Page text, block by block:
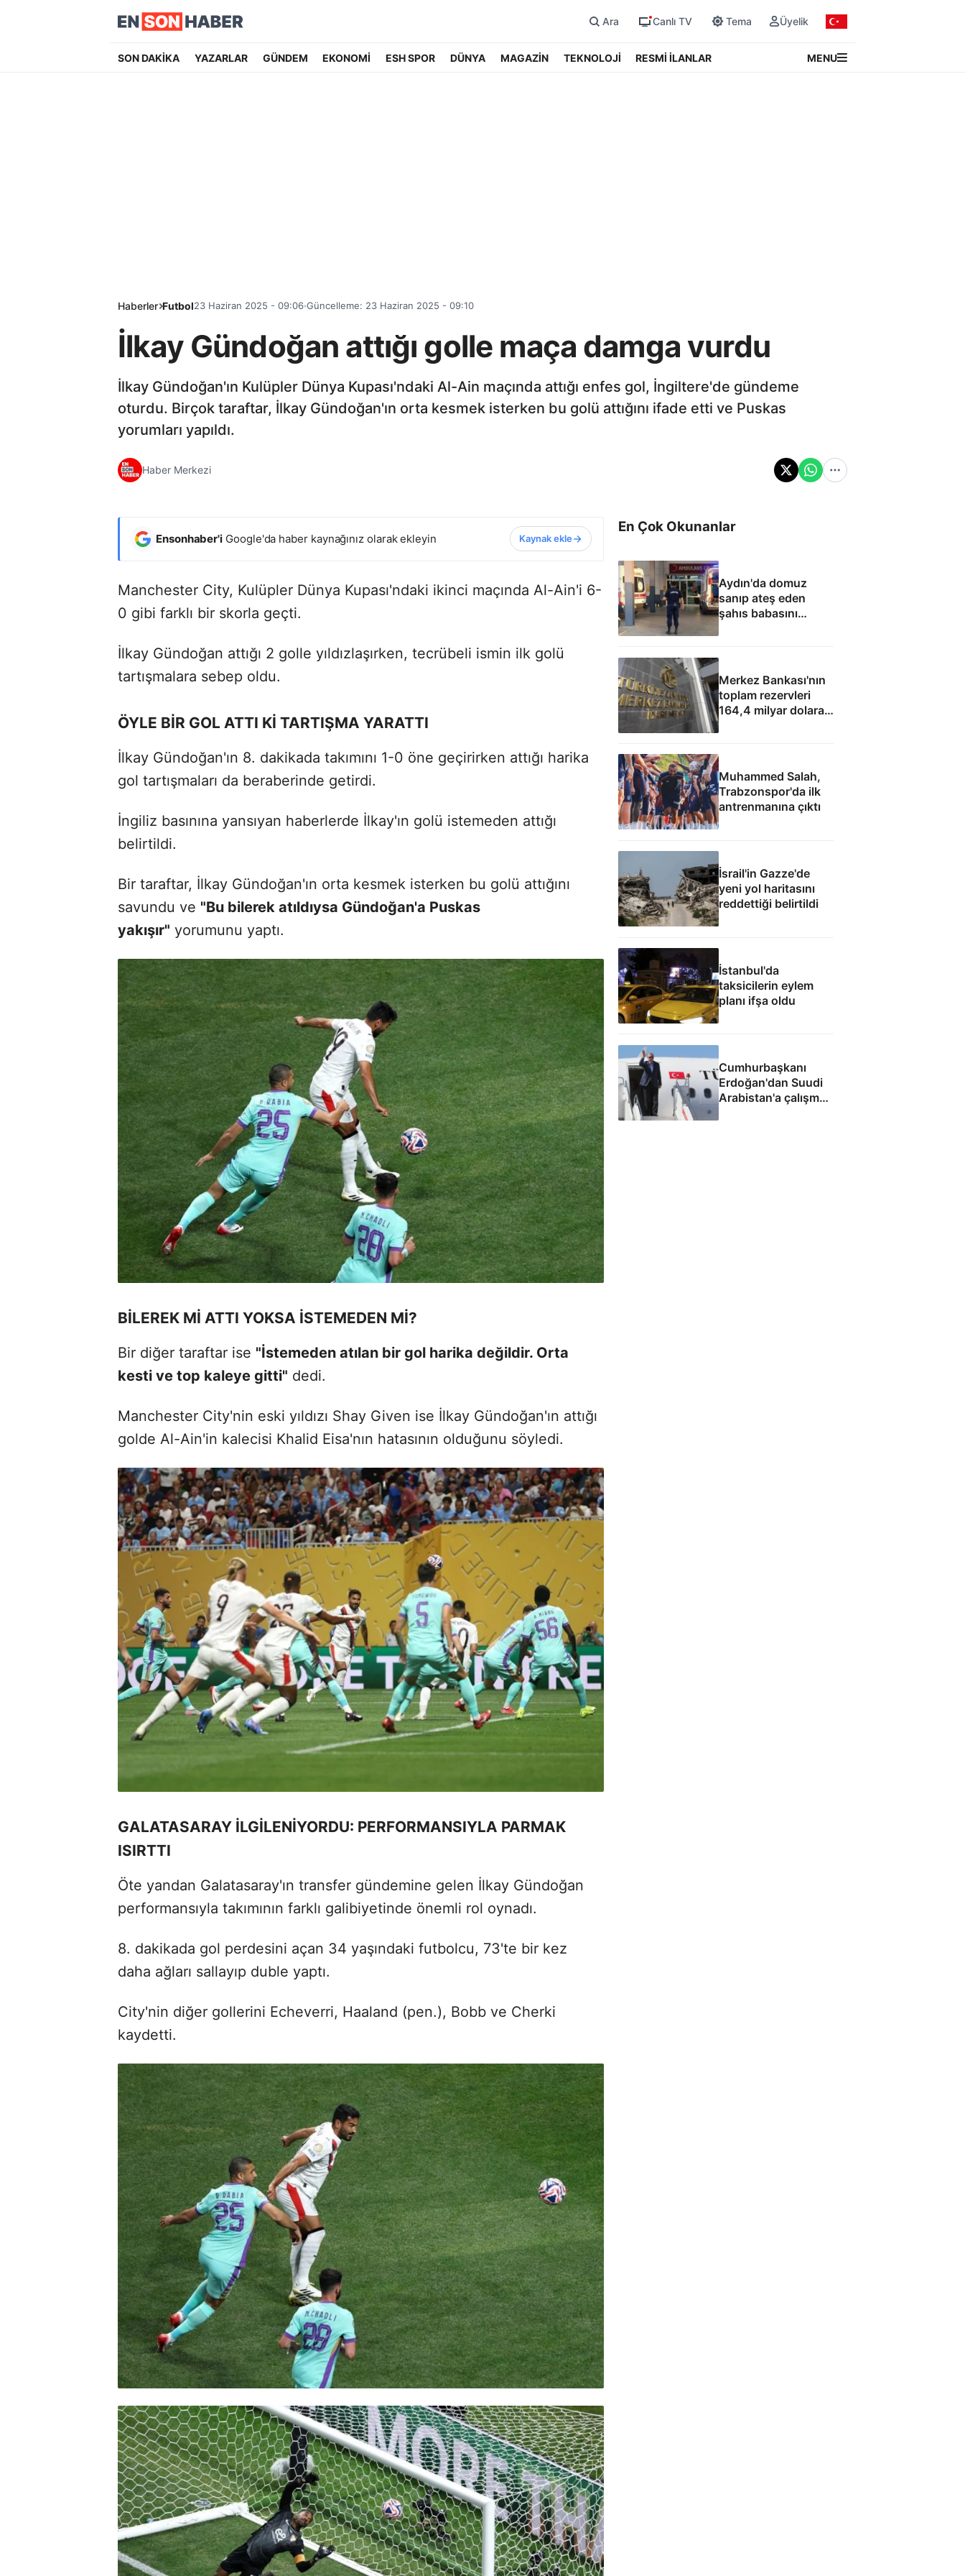
Ara Canlı TV Tema Üyelik
SON DAKİKA YAZARLAR GÜNDEM EKONOMİ ESH SPOR DÜNYA MAGAZİN TEKNOLOJİ RESMİ İLANLAR MENU
Haberler Futbol23 Haziran 2025 - 09:06 Güncelleme: 23 Haziran 2025 - 09:10
İlkay Gündoğan attığı golle maça damga vurdu
İlkay Gündoğan'ın Kulüpler Dünya Kupası'ndaki Al-Ain maçında attığı enfes gol, İngiltere'de gündeme
oturdu. Birçok taraftar, İlkay Gündoğan'ın orta kesmek isterken bu golü attığını ifade etti ve Puskas
yorumları yapıldı.
Haber Merkezi
Ensonhaber'i Google'da haber kaynağınız olarak ekleyin Kaynak ekle
Manchester City, Kulüpler Dünya Kupası'ndaki ikinci maçında Al-Ain'i 6-
0 gibi farklı bir skorla geçti.
İlkay Gündoğan attığı 2 golle yıldızlaşırken, tecrübeli ismin ilk golü
tartışmalara sebep oldu.
ÖYLE BİR GOL ATTI Kİ TARTIŞMA YARATTI
İlkay Gündoğan'ın 8. dakikada takımını 1-0 öne geçirirken attığı harika
gol tartışmaları da beraberinde getirdi.
İngiliz basınına yansıyan haberlerde İlkay'ın golü istemeden attığı
belirtildi.
Bir taraftar, İlkay Gündoğan'ın orta kesmek isterken bu golü attığını
savundu ve "Bu bilerek atıldıysa Gündoğan'a Puskas
yakışır" yorumunu yaptı.
BİLEREK Mİ ATTI YOKSA İSTEMEDEN Mİ?
Bir diğer taraftar ise "İstemeden atılan bir gol harika değildir. Orta
kesti ve top kaleye gitti" dedi.
Manchester City'nin eski yıldızı Shay Given ise İlkay Gündoğan'ın attığı
golde Al-Ain'in kalecisi Khalid Eisa'nın hatasının olduğunu söyledi.
GALATASARAY İLGİLENİYORDU: PERFORMANSIYLA PARMAK
ISIRTTI
Öte yandan Galatasaray'ın transfer gündemine gelen İlkay Gündoğan
performansıyla takımının farklı galibiyetinde önemli rol oynadı.
8. dakikada gol perdesini açan 34 yaşındaki futbolcu, 73'te bir kez
daha ağları sallayıp duble yaptı.
City'nin diğer gollerini Echeverri, Haaland (pen.), Bobb ve Cherki
kaydetti.
En Çok Okunanlar
Aydın'da domuz
sanıp ateş eden
şahıs babasını
Merkez Bankası'nın
toplam rezervleri
164,4 milyar dolara
yükseldi
Muhammed Salah,
Trabzonspor'da ilk
antrenmanına çıktı
İsrail'in Gazze'de
yeni yol haritasını
reddettiği belirtildi
İstanbul'da
taksicilerin eylem
planı ifşa oldu
Cumhurbaşkanı
Erdoğan'dan Suudi
Arabistan'a çalışma